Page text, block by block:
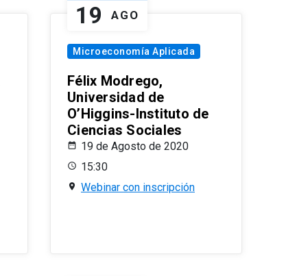
19 AGO
Microeconomía Aplicada
Félix Modrego,
Universidad de
O’Higgins-Instituto de
Ciencias Sociales
19 de Agosto de 2020
15:30
Webinar con inscripción